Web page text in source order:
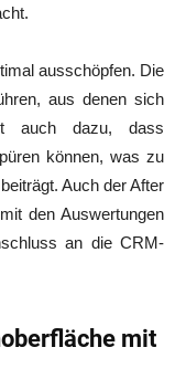
ausschöpfen. Die
aus denen sich
auch dazu, dass
können, was zu
Auch der After
den Auswertungen
an die CRM-
mit